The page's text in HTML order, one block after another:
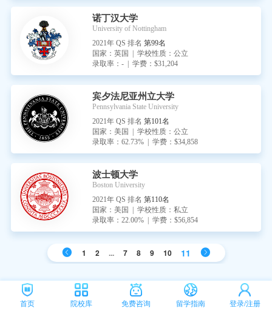
诺丁汉大学
University of Nottingham
2021年 QS 排名 第99名
国家：英国 | 学校性质：公立
录取率：- | 学费：$31,204
宾夕法尼亚州立大学
Pennsylvania State University
2021年 QS 排名 第101名
国家：美国 | 学校性质：公立
录取率：62.73% | 学费：$34,858
波士顿大学
Boston University
2021年 QS 排名 第110名
国家：美国 | 学校性质：私立
录取率：22.00% | 学费：$56,854
1 2 ... 7 8 9 10 11
首页 院校库 免费咨询 留学指南 登录/注册